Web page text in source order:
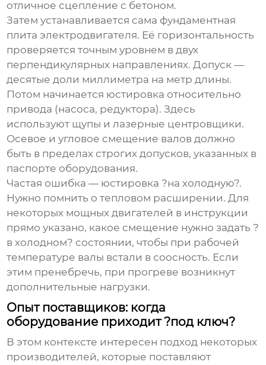
отличное сцепление с бетоном.
Затем устанавливается сама фундаментная
плита электродвигателя. Её горизонтальность
проверяется точным уровнем в двух
перпендикулярных направлениях. Допуск —
десятые доли миллиметра на метр длины.
Потом начинается юстировка относительно
привода (насоса, редуктора). Здесь
используют щупы и лазерные центровщики.
Осевое и угловое смещение валов должно
быть в пределах строгих допусков, указанных в
паспорте оборудования.
Частая ошибка — юстировка ?на холодную?.
Нужно помнить о тепловом расширении. Для
некоторых мощных двигателей в инструкции
прямо указано, какое смещение нужно задать ?
в холодном? состоянии, чтобы при рабочей
температуре валы встали в соосность. Если
этим пренебречь, при прогреве возникнут
дополнительные нагрузки.
Опыт поставщиков: когда
оборудование приходит ?под ключ?
В этом контексте интересен подход некоторых
производителей, которые поставляют